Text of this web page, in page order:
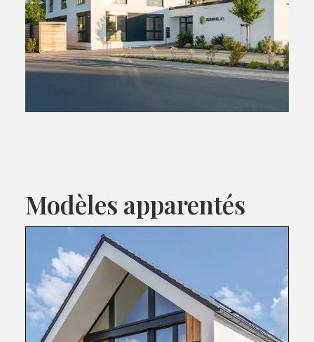
Modèles apparentés